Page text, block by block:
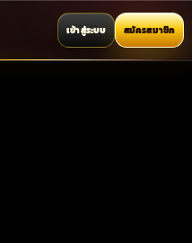
เข้าสู่ระบบ สมัครสมาชิก